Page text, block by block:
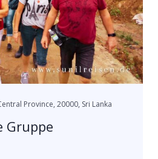
Province, 20000, Sri Lanka
Gruppe